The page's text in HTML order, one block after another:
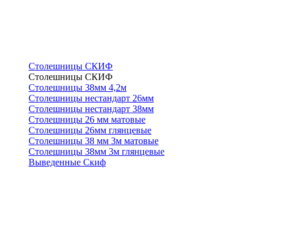
Столешницы СКИФ
Столешницы СКИФ
Столешницы 38мм 4,2м
Столешницы нестандарт 26мм
Столешницы нестандарт 38мм
Столешницы 26 мм матовые
Столешницы 26мм глянцевые
Столешницы 38 мм 3м матовые
Столешницы 38мм 3м глянцевые
Выведенные Скиф